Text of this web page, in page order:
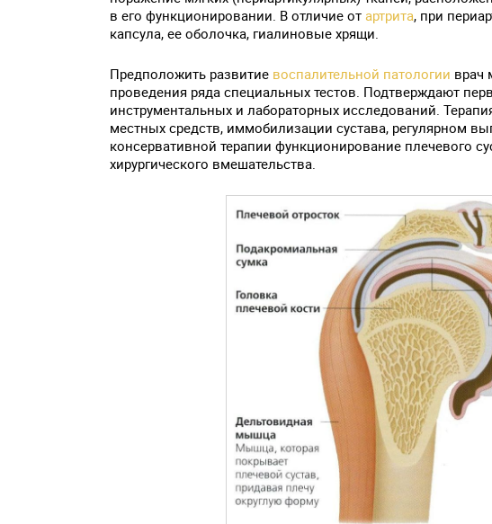
в его функционировании. В отличие от артрита, при
капсула, ее оболочка, гиалиновые хрящи.
Предположить развитие воспалительной патологии врач
проведения ряда специальных тестов. Подтверждают
инструментальных и лабораторных исследований.
местных средств, иммобилизации сустава, регулярном
консервативной терапии функционирование плечевого
хирургического вмешательства.